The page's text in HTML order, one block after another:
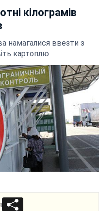
кілограмів
намагалися ввезти з
картоплю